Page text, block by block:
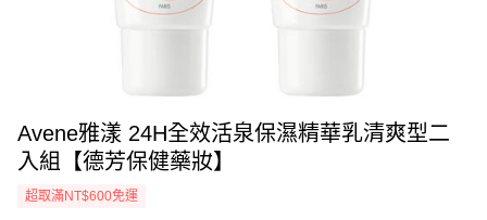
Avene雅漾 24H全效活泉保濕精華乳清爽型二
入組【德芳保健藥妝】
超取滿NT$600免運